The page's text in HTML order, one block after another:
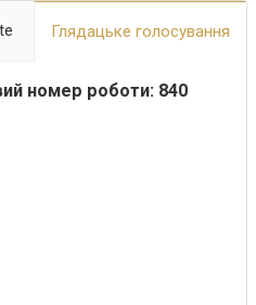
Глядацьке голосування
номер роботи: 840